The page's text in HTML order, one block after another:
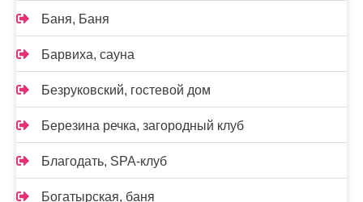
Баня, Баня
Барвиха, сауна
Безруковский, гостевой дом
Березина речка, загородный клуб
Благодать, SPA-клуб
Богатырская, баня